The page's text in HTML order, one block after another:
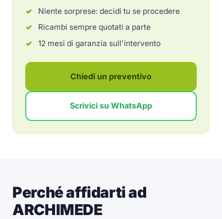
Niente sorprese: decidi tu se procedere
Ricambi sempre quotati a parte
12 mesi di garanzia sull'intervento
Chiedi un preventivo
Scrivici su WhatsApp
Perché affidarti ad
ARCHIMEDE